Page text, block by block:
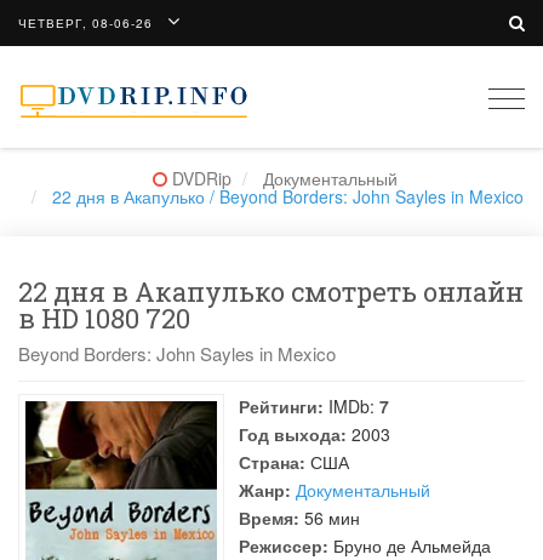
ЧЕТВЕРГ, 08-06-26
DVDRip Документальный
22 дня в Акапулько / Beyond Borders: John Sayles in Mexico
22 дня в Акапулько смотреть онлайн
в HD 1080 720
Beyond Borders: John Sayles in Mexico
Рейтинги: IMDb: 7
Год выхода: 2003
Страна: США
Жанр: Документальный
Время: 56 мин
Режиссер: Бруно де Альмейда